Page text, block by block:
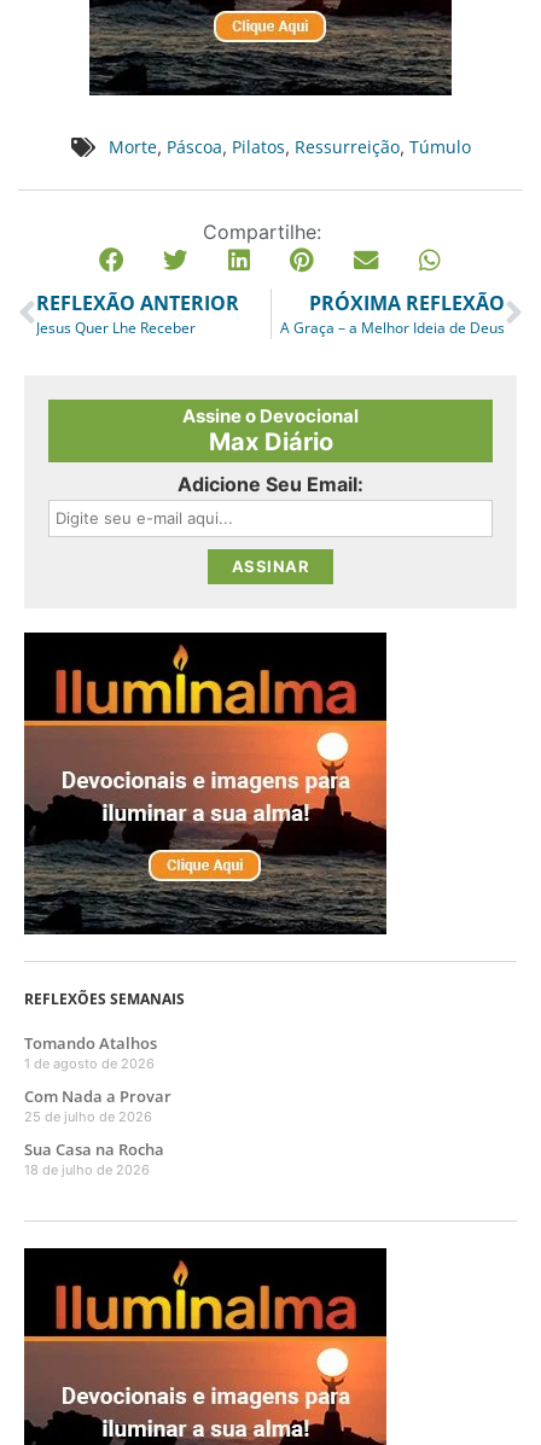
Morte, Páscoa, Pilatos, Ressurreição, Túmulo
Compartilhe:
REFLEXÃO ANTERIOR
Jesus Quer Lhe Receber
PRÓXIMA REFLEXÃO
A Graça – a Melhor Ideia de Deus
Assine o Devocional
Max Diário
Adicione Seu Email:
REFLEXÕES SEMANAIS
Tomando Atalhos
1 de agosto de 2026
Com Nada a Provar
25 de julho de 2026
Sua Casa na Rocha
18 de julho de 2026